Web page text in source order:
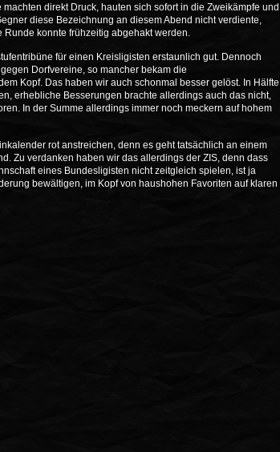
direkt Druck, hauten sich sofort in die Zweikämpfe und
diese Bezeichnung an diesem Abend nicht verdiente,
konnte frühzeitig abgehakt werden.
für einen Kreisligisten erstaunlich gut. Dennoch
Dorfvereine, so mancher bekam die
Kopf. Das haben wir auch schonmal besser gelöst. In Hälfte
erhebliche Besserungen brachte allerdings auch das nicht,
In der Summe allerdings immer noch meckern auf hohem
rot anstreichen, denn es geht tatsächlich an einem
Zu verdanken haben wir das allerdings der ZIS, denn dass
eines Bundesligisten nicht zeitgleich spielen, ist ja
bewältigen, im Kopf von haushohen Favoriten auf klaren